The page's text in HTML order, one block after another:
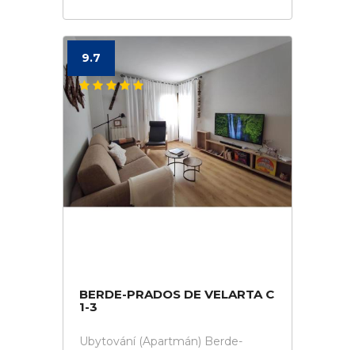
9.7
BERDE-PRADOS DE VELARTA C
1-3
Ubytování (Apartmán) Berde-